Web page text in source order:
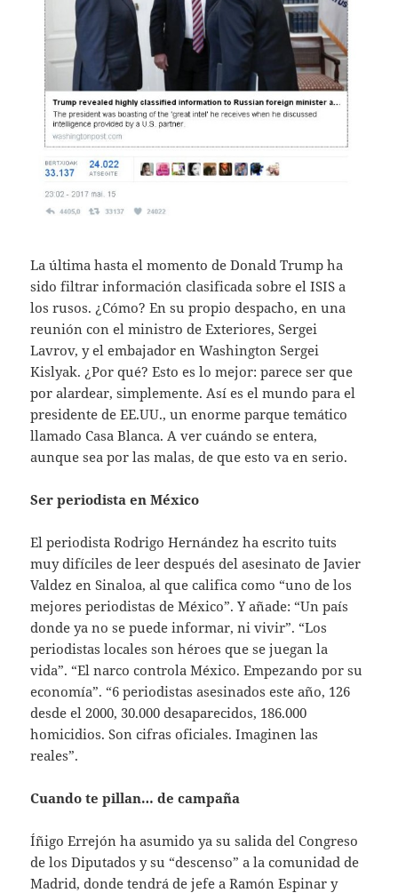
La última hasta el momento de Donald Trump ha
sido filtrar información clasificada sobre el ISIS a
los rusos. ¿Cómo? En su propio despacho, en una
reunión con el ministro de Exteriores, Sergei
Lavrov, y el embajador en Washington Sergei
Kislyak. ¿Por qué? Esto es lo mejor: parece ser que
por alardear, simplemente. Así es el mundo para el
presidente de EE.UU., un enorme parque temático
llamado Casa Blanca. A ver cuándo se entera,
aunque sea por las malas, de que esto va en serio.
Ser periodista en México
El periodista Rodrigo Hernández ha escrito tuits
muy difíciles de leer después del asesinato de Javier
Valdez en Sinaloa, al que califica como “uno de los
mejores periodistas de México”. Y añade: “Un país
donde ya no se puede informar, ni vivir”. “Los
periodistas locales son héroes que se juegan la
vida”. “El narco controla México. Empezando por su
economía”. “6 periodistas asesinados este año, 126
desde el 2000, 30.000 desaparecidos, 186.000
homicidios. Son cifras oficiales. Imaginen las
reales”.
Cuando te pillan… de campaña
Íñigo Errejón ha asumido ya su salida del Congreso
de los Diputados y su “descenso” a la comunidad de
Madrid, donde tendrá de jefe a Ramón Espinar y